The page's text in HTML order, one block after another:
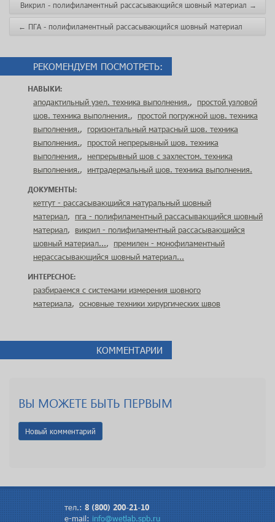
Викрил - полифиламентный рассасывающийся шовный материал →
← ПГА - полифиламентный рассасывающийся шовный материал
РЕКОМЕНДУЕМ ПОСМОТРЕТЬ:
НАВЫКИ:
аподактильный узел. техника выполнения., простой узловой
шов. техника выполнения., простой погружной шов. техника
выполнения., горизонтальный матрасный шов. техника
выполнения., простой непрерывный шов. техника
выполнения., непрерывный шов с захлестом. техника
выполнения., интрадермальный шов. техника выполнения.
ДОКУМЕНТЫ:
кетгут - рассасывающийся натуральный шовный
материал, пга - полифиламентный рассасывающийся шовный
материал, викрил - полифиламентный рассасывающийся
шовный материал..., премилен - монофиламентный
нерассасывающийся шовный материал...
ИНТЕРЕСНОЕ:
разбираемся с системами измерения шовного
материала, основные техники хирургических швов
КОММЕНТАРИИ
ВЫ МОЖЕТЕ БЫТЬ ПЕРВЫМ
Новый комментарий
На главную О нас Курсы Расписание
Товары Услуги Школа Интересное
тел.:8 (800) 200-21-10
e-mail:info@wetlab.spb.ru